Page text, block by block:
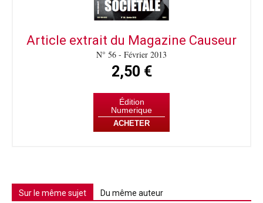
Article extrait du Magazine Causeur
N° 56 - Février 2013
2,50 €
Édition
Numerique
ACHETER
Sur le même sujet Du même auteur